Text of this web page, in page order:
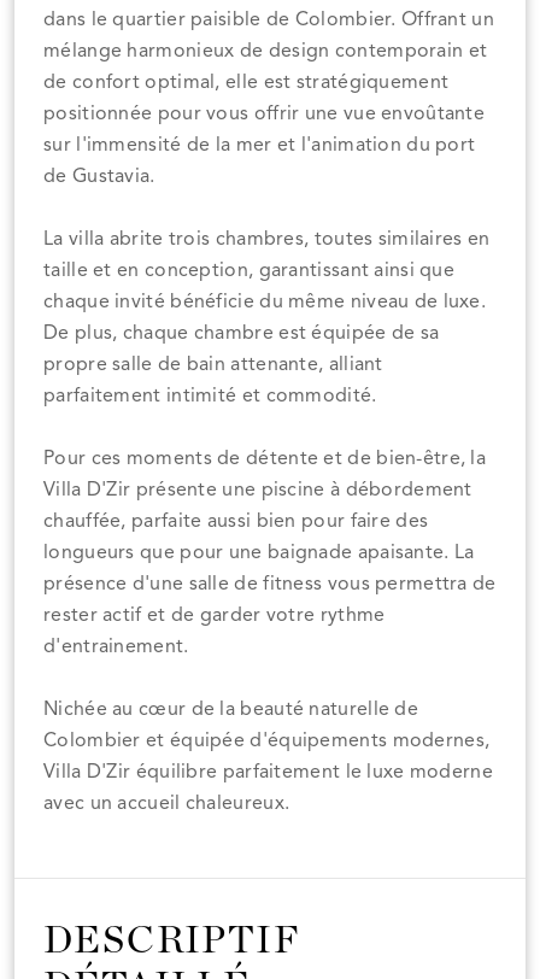
dans le quartier paisible de Colombier. Offrant un
mélange harmonieux de design contemporain et
de confort optimal, elle est stratégiquement
positionnée pour vous offrir une vue envoûtante
sur l'immensité de la mer et l'animation du port
de Gustavia.
La villa abrite trois chambres, toutes similaires en
taille et en conception, garantissant ainsi que
chaque invité bénéficie du même niveau de luxe.
De plus, chaque chambre est équipée de sa
propre salle de bain attenante, alliant
parfaitement intimité et commodité.
Pour ces moments de détente et de bien-être, la
Villa D'Zir présente une piscine à débordement
chauffée, parfaite aussi bien pour faire des
longueurs que pour une baignade apaisante. La
présence d'une salle de fitness vous permettra de
rester actif et de garder votre rythme
d'entrainement.
Nichée au cœur de la beauté naturelle de
Colombier et équipée d'équipements modernes,
Villa D'Zir équilibre parfaitement le luxe moderne
avec un accueil chaleureux.
DESCRIPTIF